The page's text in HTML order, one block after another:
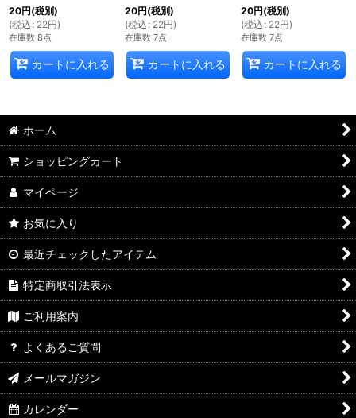
20円(税別)
(税込 : 22円)
在庫数 8点
カートに入れる
20円(税別)
(税込 : 22円)
在庫数 7点
カートに入れる
20円(税別)
(税込 : 22円)
在庫数 7点
カートに入れる
ホーム
ショッピングカート
マイページ
お気に入り
最近チェックしたアイテム
特定商取引法表示
ご利用案内
よくあるご質問
メールマガジン
カレンダー